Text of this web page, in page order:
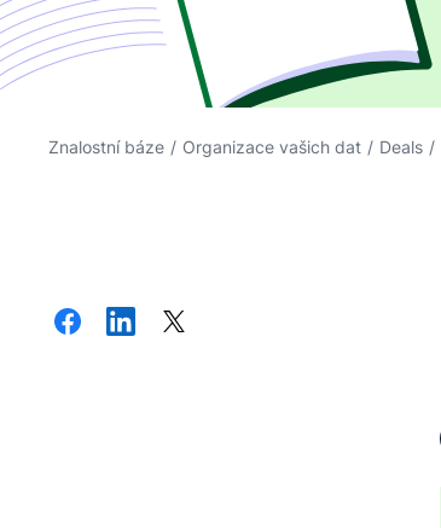
Znalostní báze / Organizace vašich dat / Deals /